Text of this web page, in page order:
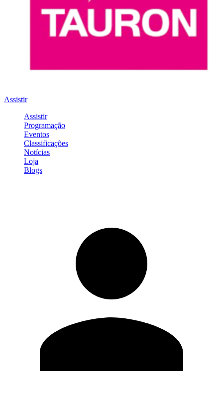
Assistir
Assistir
Programação
Eventos
Classificações
Notícias
Loja
Blogs